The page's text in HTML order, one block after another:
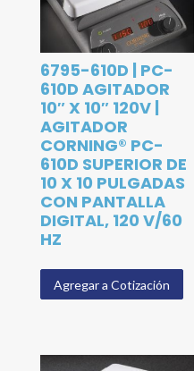
6795-610D | PC-
610D AGITADOR
10″ X 10″ 120V |
AGITADOR
CORNING® PC-
610D SUPERIOR DE
10 X 10 PULGADAS
CON PANTALLA
DIGITAL, 120 V/60
HZ
Agregar a Cotización